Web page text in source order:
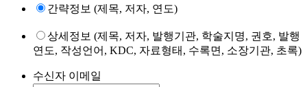
간략정보 (제목, 저자, 연도)
상세정보 (제목, 저자, 발행기관, 학술지명, 권호, 발행
연도, 작성언어, KDC, 자료형태, 수록면, 소장기관, 초록)
수신자 이메일